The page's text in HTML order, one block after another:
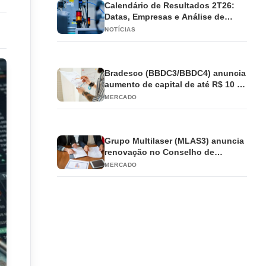
Calendário de Resultados 2T26:
Datas, Empresas e Análise de
Impacto
NOTÍCIAS
Bradesco (BBDC3/BBDC4) anuncia
aumento de capital de até R$ 10 bi
e antecipa JCP
MERCADO
Grupo Multilaser (MLAS3) anuncia
renovação no Conselho de
Administração
MERCADO